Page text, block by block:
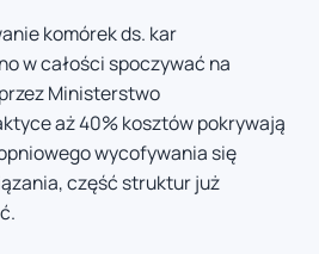
komórek ds. kar
w całości spoczywać na
Ministerstwo
aż 40% kosztów pokrywają
wycofywania się
część struktur już